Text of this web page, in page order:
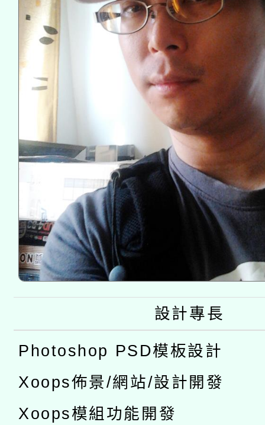
設計專長
Photoshop PSD模板設計
Xoops佈景/網站/設計開發
Xoops模組功能開發